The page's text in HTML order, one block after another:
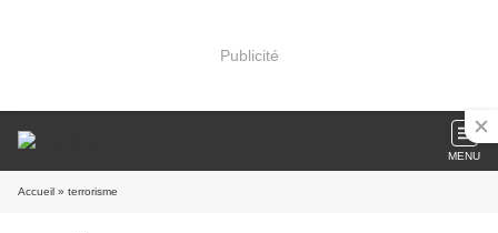
Publicité
MENU
Accueil » terrorisme